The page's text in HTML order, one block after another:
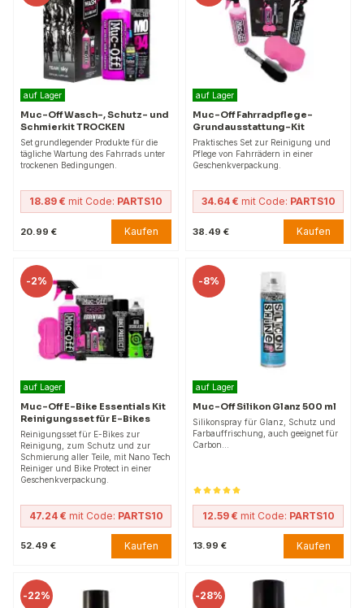
auf Lager
Muc-Off Wasch-, Schutz- und
Schmierkit TROCKEN
Set grundlegender Produkte für die
tägliche Wartung des Fahrrads unter
trockenen Bedingungen.
18.89 € mit Code: PARTS10
20.99 € Kaufen
auf Lager
Muc-Off Fahrradpflege-
Grundausstattung-Kit
Praktisches Set zur Reinigung und
Pflege von Fahrrädern in einer
Geschenkverpackung.
34.64 € mit Code: PARTS10
38.49 € Kaufen
-2%
auf Lager
Muc-Off E-Bike Essentials Kit
Reinigungsset für E-Bikes
Reinigungsset für E-Bikes zur
Reinigung, zum Schutz und zur
Schmierung aller Teile, mit Nano Tech
Reiniger und Bike Protect in einer
Geschenkverpackung.
47.24 € mit Code: PARTS10
52.49 € Kaufen
-8%
auf Lager
Muc-Off Silikon Glanz 500 ml
Silikonspray für Glanz, Schutz und
Farbauffrischung, auch geeignet für
Carbon...
12.59 € mit Code: PARTS10
13.99 € Kaufen
-22% -28%